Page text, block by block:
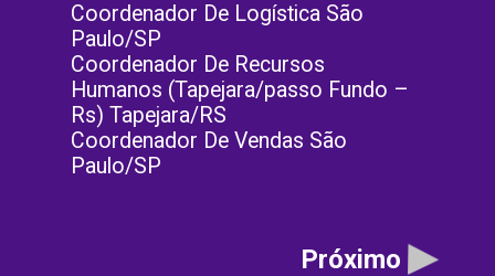
Coordenador De Logística São
Paulo/SP
Coordenador De Recursos
Humanos (Tapejara/passo Fundo –
Rs) Tapejara/RS
Coordenador De Vendas São
Paulo/SP
Próximo